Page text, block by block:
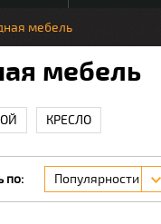
мебель
мебель
КРЕСЛО
по: Популярности